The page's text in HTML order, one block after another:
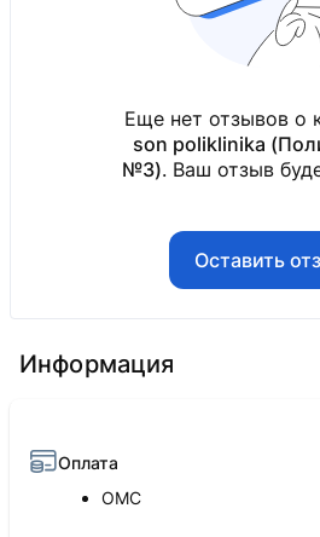
Еще нет отзывов о
son poliklinika
№3). Ваш отзыв
Оставить
Информация
Оплата
ОМС